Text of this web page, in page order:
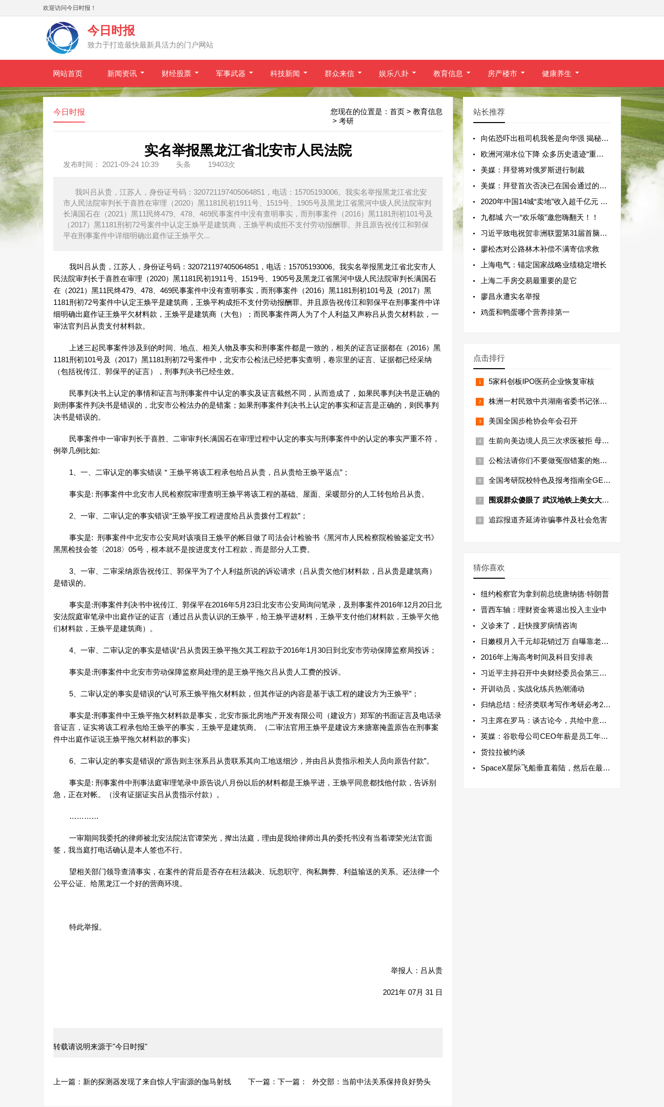
欢迎访问今日时报！
今日时报
致力于打造最快最新具活力的门户网站
网站首页 新闻资讯 财经股票 军事武器 科技新闻 群众来信 娱乐八卦 教育信息 房产楼市 健康养生
您现在的位置是： 首页 > 教育信息
> 考研
今日时报
实名举报黑龙江省北安市人民法院
发布时间： 2021-09-24 10:39 头条 19403次
我叫吕从贵，江苏人，身份证号码：320721197405064851，电话：15705193006。我实名举报黑龙江省北安
市人民法院审判长于喜胜在审理（2020）黑1181民初1911号、1519号、1905号及黑龙江省黑河中级人民法院审判
长满国石在（2021）黑11民终479、478、469民事案件中没有查明事实，而刑事案件（2016）黑1181刑初101号及
（2017）黑1181刑初72号案件中认定王焕平是建筑商，王焕平构成拒不支付劳动报酬罪。并且原告祝传江和郭保
平在刑事案件中详细明确出庭作证王焕平欠...
我叫吕从贵，江苏人，身份证号码：320721197405064851，电话：15705193006。我实名举报黑龙江省北安市人
民法院审判长于喜胜在审理（2020）黑1181民初1911号、1519号、1905号及黑龙江省黑河中级人民法院审判长满国石
在（2021）黑11民终479、478、469民事案件中没有查明事实，而刑事案件（2016）黑1181刑初101号及（2017）黑
1181刑初72号案件中认定王焕平是建筑商，王焕平构成拒不支付劳动报酬罪。并且原告祝传江和郭保平在刑事案件中详
细明确出庭作证王焕平欠材料款，王焕平是建筑商（大包）；而民事案件两人为了个人利益又声称吕从贵欠材料款，一
审法官判吕从贵支付材料款。
上述三起民事案件涉及到的时间、地点、相关人物及事实和刑事案件都是一致的，相关的证言证据都在（2016）黑
1181刑初101号及（2017）黑1181刑初72号案件中，北安市公检法已经把事实查明，卷宗里的证言、证据都已经采纳
（包括祝传江、郭保平的证言），刑事判决书已经生效。
民事判决书上认定的事情和证言与刑事案件中认定的事实及证言截然不同，从而造成了，如果民事判决书是正确的
则刑事案件判决书是错误的，北安市公检法办的是错案；如果刑事案件判决书上认定的事实和证言是正确的，则民事判
决书是错误的。
民事案件中一审审判长于喜胜、二审审判长满国石在审理过程中认定的事实与刑事案件中的认定的事实严重不符，
例举几例比如:
1、一、二审认定的事实错误＂王焕平将该工程承包给吕从贵，吕从贵给王焕平返点”；
事实是: 刑事案件中北安市人民检察院审理查明王焕平将该工程的基础、屋面、采暖部分的人工转包给吕从贵。
2、一审、二审认定的事实错误“王焕平按工程进度给吕从贵拨付工程款”；
事实是: 刑事案件中北安市公安局对该项目王焕平的帐目做了司法会计检验书《黑河市人民检察院检验鉴定文书》
黑黑检技会签〈2018〉05号，根本就不是按进度支付工程款，而是部分人工费。
3、一审、二审采纳原告祝传江、郭保平为了个人利益所说的诉讼请求（吕从贵欠他们材料款，吕从贵是建筑商）
是错误的。
事实是:刑事案件判决书中祝传江、郭保平在2016年5月23日北安市公安局询问笔录，及刑事案件2016年12月20日北
安法院庭审笔录中出庭作证的证言（通过吕从贵认识的王焕平，给王焕平进材料，王焕平支付他们材料款，王焕平欠他
们材料款，王焕平是建筑商）。
4、一审、二审认定的事实是错误“吕从贵因王焕平拖欠其工程款于2016年1月30日到北安市劳动保障监察局投诉；
事实是:刑事案件中北安市劳动保障监察局处理的是王焕平拖欠吕从贵人工费的投诉。
5、二审认定的事实是错误的“认可系王焕平拖欠材料款，但其作证的内容是基于该工程的建设方为王焕平”；
事实是:刑事案件中王焕平拖欠材料款是事实，北安市振北房地产开发有限公司（建设方）郑军的书面证言及电话录
音证言，证实将该工程承包给王焕平的事实，王焕平是建筑商。（二审法官用王焕平是建设方来搪塞掩盖原告在刑事案
件中出庭作证说王焕平拖欠材料款的事实）
6、二审认定的事实是错误的“原告则主张系吕从贵联系其向工地送细沙，并由吕从贵指示相关人员向原告付款”。
事实是: 刑事案件中刑事法庭审理笔录中原告说八月份以后的材料都是王焕平进，王焕平同意都找他付款，告诉别
急，正在对帐。（没有证据证实吕从贵指示付款）。
…………
一审期间我委托的律师被北安法院法官谭荣光，撵出法庭，理由是我给律师出具的委托书没有当着谭荣光法官面
签，我当庭打电话确认是本人签也不行。
望相关部门领导查清事实，在案件的背后是否存在枉法裁决、玩忽职守、徇私舞弊、利益输送的关系。还法律一个
公平公证、给黑龙江一个好的营商环境。
特此举报。
举报人：吕从贵
2021年 07月 31 日
转载请说明来源于"今日时报"
上一篇： 新的探测器发现了来自惊人宇宙源的伽马射线 下一篇： 下一篇： 外交部：当前中法关系保持良好势头
站长推荐
向佑恐吓出租司机我爸是向华强 揭秘事件
欧洲河湖水位下降 众多历史遗迹“重见天
美媒：拜登将对俄罗斯进行制裁
美媒：拜登首次否决已在国会通过的法案
2020年中国14城“卖地”收入超千亿元 上海
九都城 六一“欢乐颂”邀您嗨翻天！！
习近平致电祝贺非洲联盟第31届首脑会议
廖松杰对公路林木补偿不满寄信求救
上海电气：锚定国家战略业绩稳定增长
上海二手房交易最重要的是它
廖昌永遭实名举报
鸡蛋和鸭蛋哪个营养排第一
点击排行
5家科创板IPO医药企业恢复审核
株洲一村民致中共湖南省委书记张庆伟的
美国全国步枪协会年会召开
生前向美边境人员三次求医被拒 母亲痛诉
公检法请你们不要做冤假错案的炮制者
全国考研院校特色及报考指南全GET！
围观群众傻眼了 武汉地铁上美女大跳火辣
追踪报道齐延涛诈骗事件及社会危害
猜你喜欢
纽约检察官为拿到前总统唐纳德·特朗普
晋西车轴：理财资金将退出投入主业中
义诊来了，赶快搜罗病情咨询
日嫩模月入千元却花销过万 自曝靠老爸炫
2016年上海高考时间及科目安排表
习近平主持召开中央财经委员会第三次会
开训动员，实战化练兵热潮涌动
归纳总结：经济类联考写作考研必考20点
习主席在罗马：谈古论今，共绘中意关系
英媒：谷歌母公司CEO年薪是员工年薪中位
货拉拉被约谈
SpaceX星际飞船垂直着陆，然后在最新的测